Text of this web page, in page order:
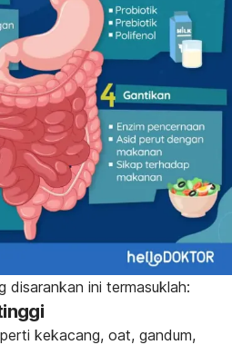
disarankan ini termasuklah:
kekacang, oat, gandum,